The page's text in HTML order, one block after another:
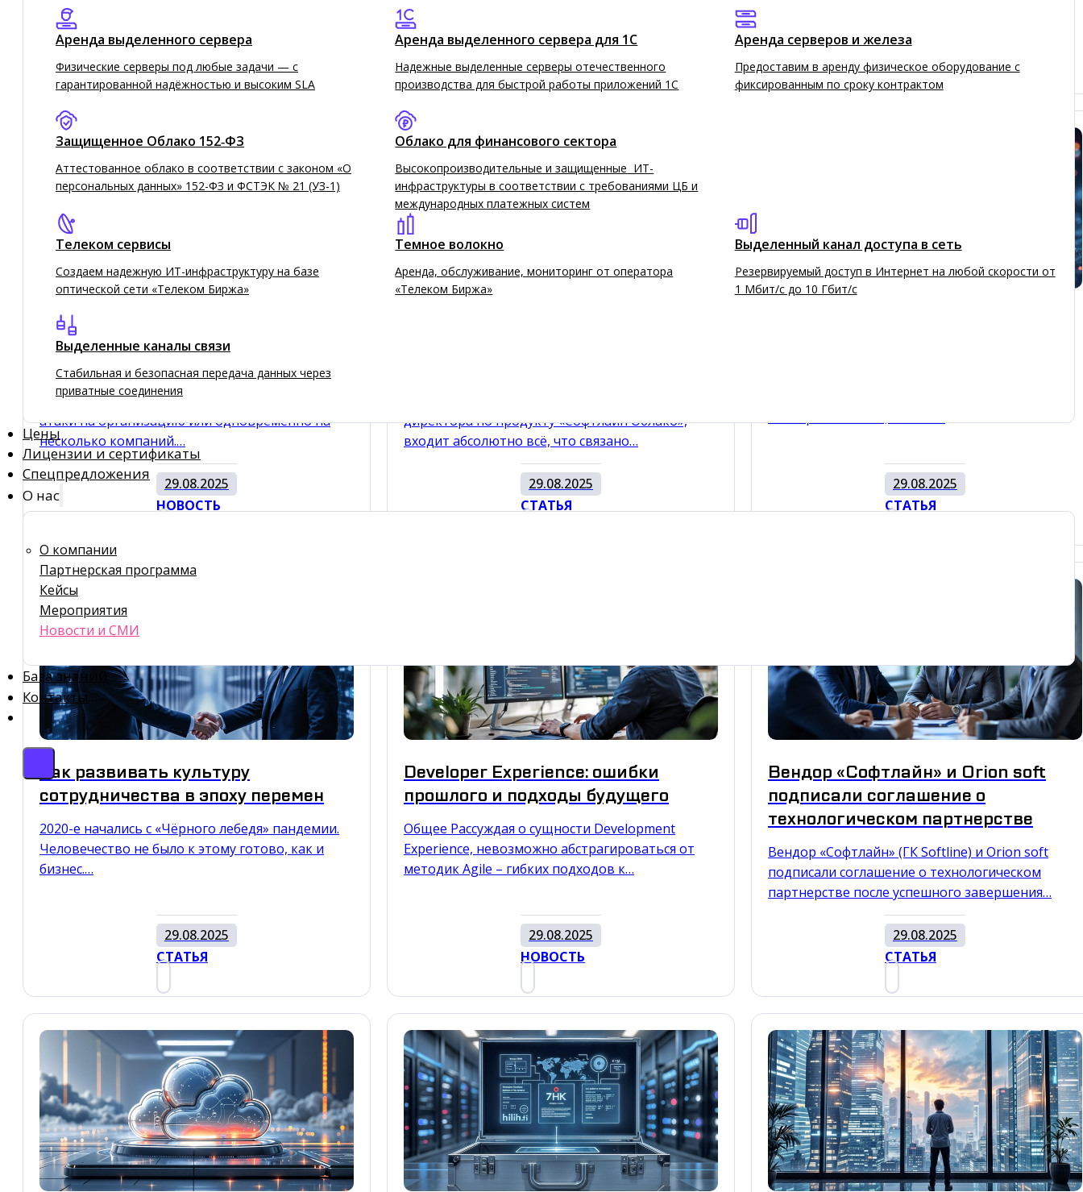
Аренда выделенного сервера
Физические серверы под любые задачи — с
гарантированной надёжностью и высоким SLA
Аренда выделенного сервера для 1C
Надежные выделенные серверы отечественного
производства для быстрой работы приложений 1С
Аренда серверов и железа
Предоставим в аренду физическое оборудование с
фиксированным по сроку контрактом
Защищенное Облако 152‑ФЗ
Аттестованное облако в соответствии с законом «О
персональных данных» 152-ФЗ и ФСТЭК № 21 (УЗ-1)
Облако для финансового сектора
Высокопроизводительные и защищенные ИТ-
инфраструктуры в соответствии с требованиями ЦБ и
международных платежных систем
Телеком сервисы
Создаем надежную ИТ-инфраструктуру на базе
оптической сети «Телеком Биржа»
Темное волокно
Аренда, обслуживание, мониторинг от оператора
«Телеком Биржа»
Выделенный канал доступа в сеть
Резервируемый доступ в Интернет на любой скорости от
1 Мбит/с до 10 Гбит/с
Выделенные каналы связи
Стабильная и безопасная передача данных через
приватные соединения
Цены
Лицензии и сертификаты
Спецпредложения
О нас
О компании
Партнерская программа
Кейсы
Мероприятия
Новости и СМИ
База знаний
Контакты
Как киберпреступность меняет
правила игры в области
информационной безопасности
Вместе с тем, облако может стать вектором
атаки на организацию или одновременно на
несколько компаний.…
29.08.2025
НОВОСТЬ
директора по продукту «Софтлайн Облако»,
входит абсолютно всё, что связано…
29.08.2025
СТАТЬЯ
29.08.2025
СТАТЬЯ
Как развивать культуру
сотрудничества в эпоху перемен
2020-е начались с «Чёрного лебедя» пандемии.
Человечество не было к этому готово, как и
бизнес.…
29.08.2025
СТАТЬЯ
Developer Experience: ошибки
прошлого и подходы будущего
Общее Рассуждая о сущности Development
Experience, невозможно абстрагироваться от
методик Agile – гибких подходов к…
29.08.2025
НОВОСТЬ
Вендор «Софтлайн» и Orion soft
подписали соглашение о
технологическом партнерстве
Вендор «Софтлайн» (ГК Softline) и Orion soft
подписали соглашение о технологическом
партнерстве после успешного завершения…
29.08.2025
СТАТЬЯ